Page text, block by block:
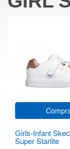
Girls-Infant
Super Starlite